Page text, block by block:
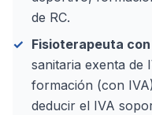
de RC.
Fisioterapeuta
sanitaria exenta de
formación (con
deducir el IVA